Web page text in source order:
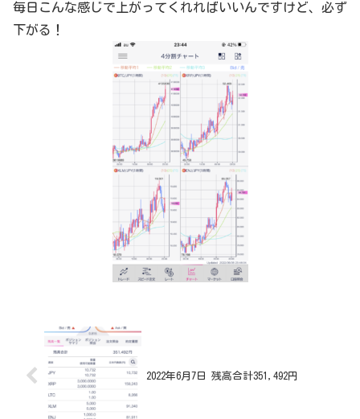
毎日こんな感じで上がってくれればいいんですけど、必ず
下がる！
2022年6月7日 残高合計351,492円